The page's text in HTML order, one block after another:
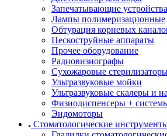
Запечатывающие устройства
Лампы полимеризационные
Обтурация корневых
Пескоструйные аппараты
Прочее оборудование
Радиовизиографы
Сухожаровые
Ультразвуковые мойки
Ультразвуковые скалеры и
Физиодиспенсеры +
Эндомоторы
Стоматологические